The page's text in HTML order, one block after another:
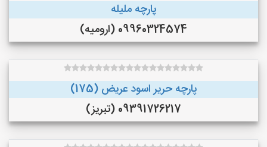
پارچه ملیله
09960324574 (ارومیه)
پارچه حریر اسود عریض (175)
09391726217 (تبریز)